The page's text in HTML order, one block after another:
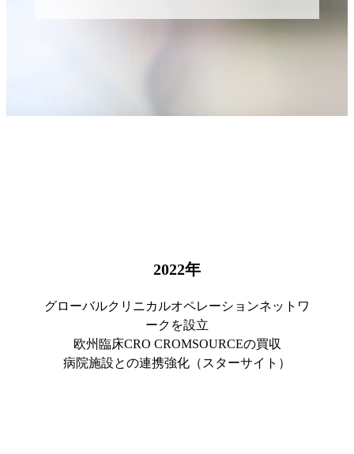
2022年
グローバルクリニカルオペレーションネットワ
ークを設立
欧州臨床CRO CROMSOURCEの買収
病院施設との連携強化（スターサイト）